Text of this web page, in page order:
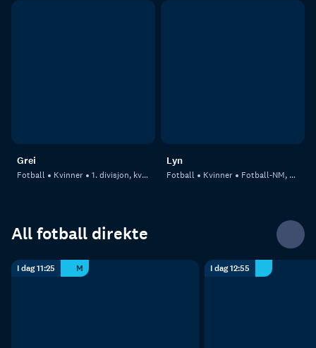
Grei
Fotball Kvinner 1. divisjon, kvinner
Lyn
Fotball Kvinner Fotball-NM, kvinner
All fotball direkte
I dag 11:25 M I dag 12:55